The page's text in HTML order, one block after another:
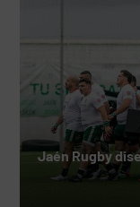
Jaén Rugby